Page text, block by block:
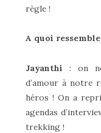
règle !
A quoi
Jayanthi : on
d’amour à notre
héros ! On a
agendas
trekking !